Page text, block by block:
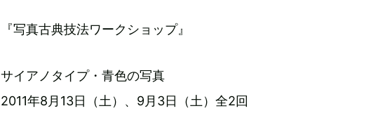
『写真古典技法ワークショップ』
サイアノタイプ・青色の写真
2011年8月13日（土）、9月3日（土）全2回